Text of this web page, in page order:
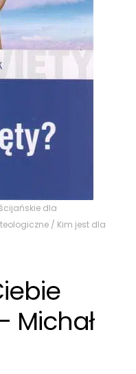
dla
/ Kim jest dla
Michał